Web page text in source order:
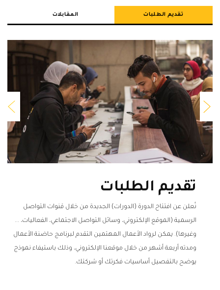
تقديم الطلبات المقابلات
تقديم الطلبات
نُعلن عن افتتاح الدورة (الدورات) الجديدة من خلال قنوات التواصل
الرسمية (الموقع الإلكتروني، وسائل التواصل الاجتماعي، الفعاليات، ...
وغيرها). يمكن لرواد الأعمال المهتمين التقدم لبرنامج حاضنة الأعمال
ومدته أربعة أشهر من خلال موقعنا الإلكتروني، وذلك باستيفاء نموذج
يوضح بالتفصيل أساسيات فكرتك أو شركتك.